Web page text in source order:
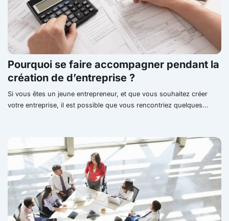
Pourquoi se faire accompagner pendant la
création de d’entreprise ?
Si vous êtes un jeune entrepreneur, et que vous souhaitez créer
votre entreprise, il est possible que vous rencontriez quelques...